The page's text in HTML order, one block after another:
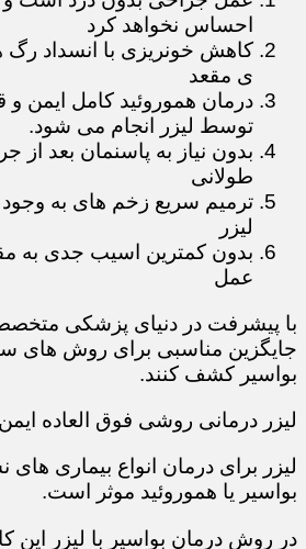
احساس نخواهد کرد
کاهش خونریزی با انسداد رگ
ی مقعد
درمان هموروئید کامل ایمن و
توسط لیزر انجام می شود.
بدون نیاز به پاسنمان بعد
طولانی
ترمیم سریع زخم های به
لیزر
بدون کمترین اسیب جدی به
عمل
با پیشرفت در دنیای پزشکی
جایگزین مناسبی برای روش های
بواسیر کشف کنند.
لیزر درمانی روشی فوق العاده
لیزر برای درمان انواع بیماری
بواسیر یا هموروئید موثر است.
در روش درمان بواسیر با لیزر این